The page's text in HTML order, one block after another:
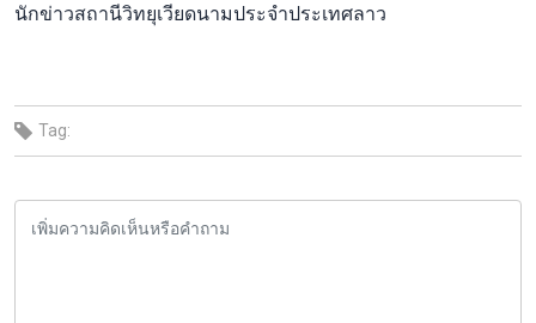
นักข่าวสถานีวิทยุเวียดนามประจำประเทศลาว
Tag: